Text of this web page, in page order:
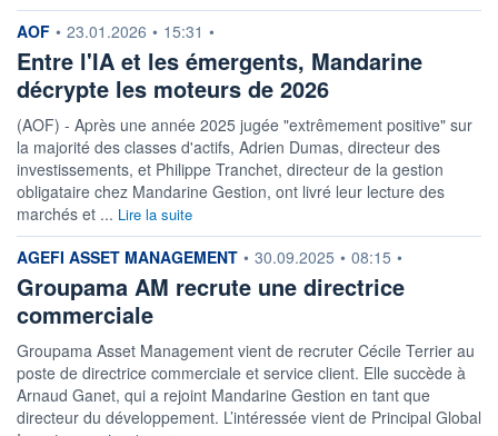
information fournie par
AOF • 23.01.2026 • 15:31 •
Entre l'IA et les émergents, Mandarine
décrypte les moteurs de 2026
(AOF) - Après une année 2025 jugée "extrêmement positive" sur
la majorité des classes d'actifs, Adrien Dumas, directeur des
investissements, et Philippe Tranchet, directeur de la gestion
obligataire chez Mandarine Gestion, ont livré leur lecture des
marchés et ... Lire la suite
information fournie par
AGEFI ASSET MANAGEMENT • 30.09.2025 • 08:15 •
Groupama AM recrute une directrice
commerciale
Groupama Asset Management vient de recruter Cécile Terrier au
poste de directrice commerciale et service client. Elle succède à
Arnaud Ganet, qui a rejoint Mandarine Gestion en tant que
directeur du développement. L’intéressée vient de Principal Global